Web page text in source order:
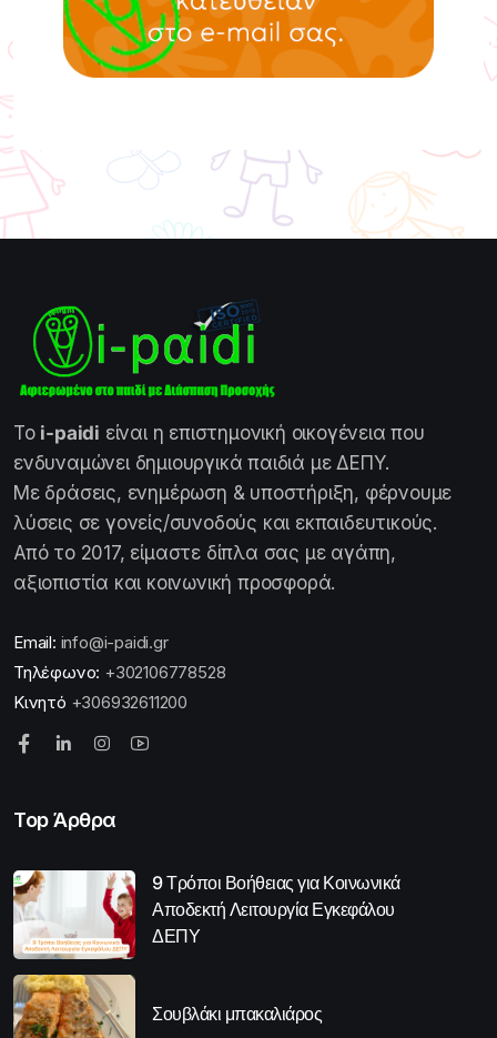
Το i-paidi είναι η επιστημονική οικογένεια που
ενδυναμώνει δημιουργικά παιδιά με ΔΕΠΥ.
Με δράσεις, ενημέρωση & υποστήριξη, φέρνουμε
λύσεις σε γονείς/συνοδούς και εκπαιδευτικούς.
Από το 2017, είμαστε δίπλα σας με αγάπη,
αξιοπιστία και κοινωνική προσφορά.
Email: info@i-paidi.gr
Τηλέφωνο: +302106778528
Κινητό +306932611200
Top Άρθρα
9 Τρόποι Βοήθειας για Κοινωνικά
Αποδεκτή Λειτουργία Εγκεφάλου
ΔΕΠΥ
Σουβλάκι μπακαλιάρος